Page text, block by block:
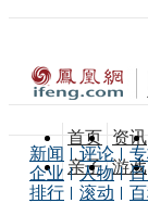
首页 资讯
亲子 游戏
新闻 评论
企业
人物
排行
滚动